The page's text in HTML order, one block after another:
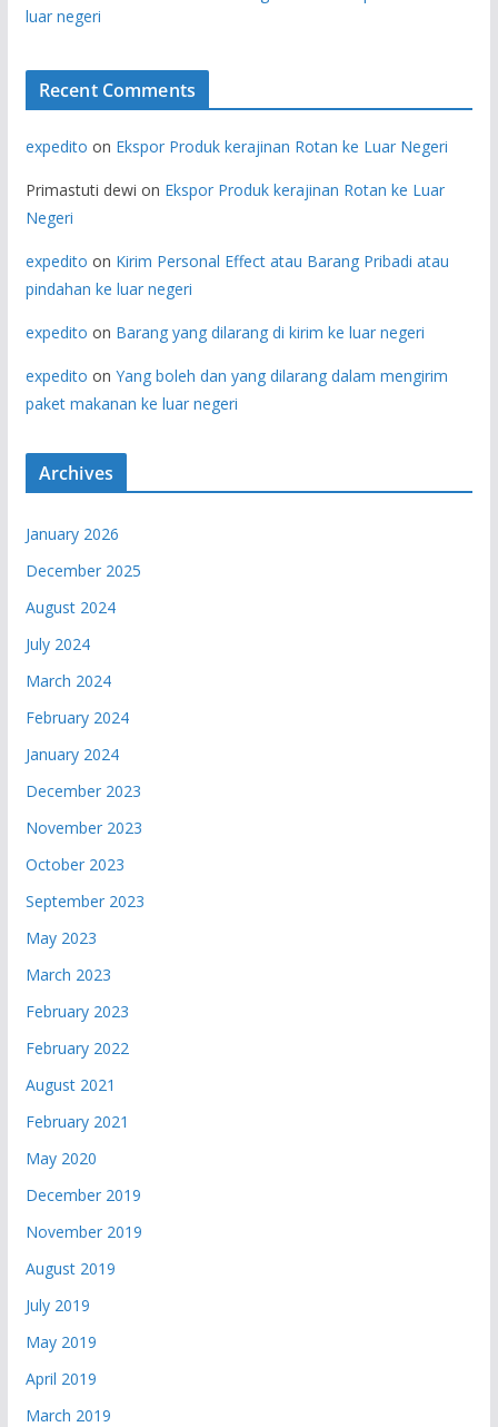
luar negeri
Recent Comments
expedito on Ekspor Produk kerajinan Rotan ke Luar Negeri
Primastuti dewi on Ekspor Produk kerajinan Rotan ke Luar
Negeri
expedito on Kirim Personal Effect atau Barang Pribadi atau
pindahan ke luar negeri
expedito on Barang yang dilarang di kirim ke luar negeri
expedito on Yang boleh dan yang dilarang dalam mengirim
paket makanan ke luar negeri
Archives
January 2026
December 2025
August 2024
July 2024
March 2024
February 2024
January 2024
December 2023
November 2023
October 2023
September 2023
May 2023
March 2023
February 2023
February 2022
August 2021
February 2021
May 2020
December 2019
November 2019
August 2019
July 2019
May 2019
April 2019
March 2019